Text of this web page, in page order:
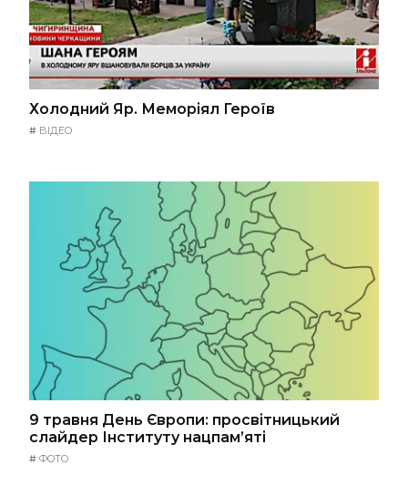
Холодний Яр. Меморіял Героїв
# ВІДЕО
9 травня День Європи: просвітницький
слайдер Інституту нацпам’яті
# ФОТО